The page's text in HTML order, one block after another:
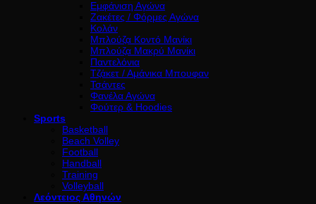
Εμφάνιση Αγώνα
Ζακέτες / Φόρμες Αγώνα
Κολάν
Μπλούζα Κοντό Μανίκι
Μπλούζα Μακρύ Μανίκι
Παντελόνια
Τζάκετ / Αμάνικα Μπουφαν
Τσάντες
Φανέλα Αγώνα
Φούτερ & Hoodies
Sports
Basketball
Beach Volley
Football
Handball
Training
Volleyball
Λεόντειος Αθηνών